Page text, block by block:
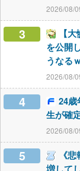
2026/08/
3
【
を公開
うなる
2026/08/
4
24歳
生が確
2026/08/
5
《